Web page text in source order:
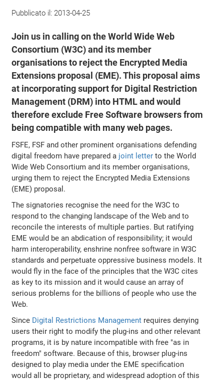
Pubblicato il: 2013-04-25
Join us in calling on the World Wide Web
Consortium (W3C) and its member
organisations to reject the Encrypted Media
Extensions proposal (EME). This proposal aims
at incorporating support for Digital Restriction
Management (DRM) into HTML and would
therefore exclude Free Software browsers from
being compatible with many web pages.
FSFE, FSF and other prominent organisations defending
digital freedom have prepared a joint letter to the World
Wide Web Consortium and its member organisations,
urging them to reject the Encrypted Media Extensions
(EME) proposal.
The signatories recognise the need for the W3C to
respond to the changing landscape of the Web and to
reconcile the interests of multiple parties. But ratifying
EME would be an abdication of responsibility; it would
harm interoperability, enshrine nonfree software in W3C
standards and perpetuate oppressive business models. It
would fly in the face of the principles that the W3C cites
as key to its mission and it would cause an array of
serious problems for the billions of people who use the
Web.
Since Digital Restrictions Management requires denying
users their right to modify the plug-ins and other relevant
programs, it is by nature incompatible with free "as in
freedom" software. Because of this, browser plug-ins
designed to play media under the EME specification
would all be proprietary, and widespread adoption of this